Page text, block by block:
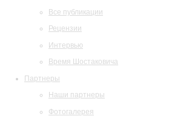
Все публикации
Рецензии
Интервью
Время Шостаковича
Партнеры
Наши партнеры
Фотогалерея